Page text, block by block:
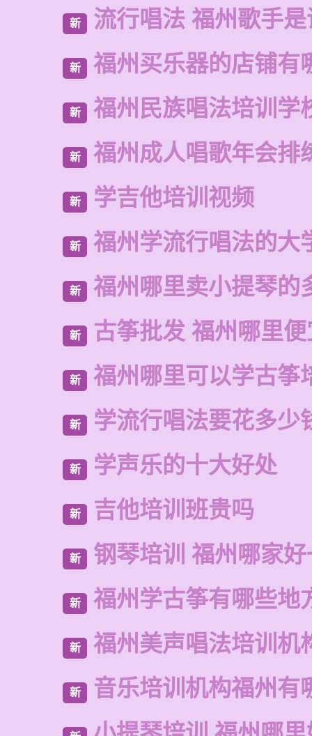
新 流行唱法 福州歌手
新 福州买乐器的店铺有
新 福州民族唱法培训学
新 福州成人唱歌年会排
新 学吉他培训视频
新 福州学流行唱法的大
新 福州哪里卖小提琴的
新 古筝批发 福州哪里
新 福州哪里可以学古筝
新 学流行唱法要花多少
新 学声乐的十大好处
新 吉他培训班贵吗
新 钢琴培训 福州哪家
新 福州学古筝有哪些地
新 福州美声唱法培训机
新 音乐培训机构福州有